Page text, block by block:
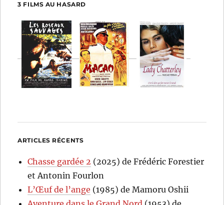
3 FILMS AU HASARD
ARTICLES RÉCENTS
Chasse gardée 2 (2025) de Frédéric Forestier
et Antonin Fourlon
L’Œuf de l’ange (1985) de Mamoru Oshii